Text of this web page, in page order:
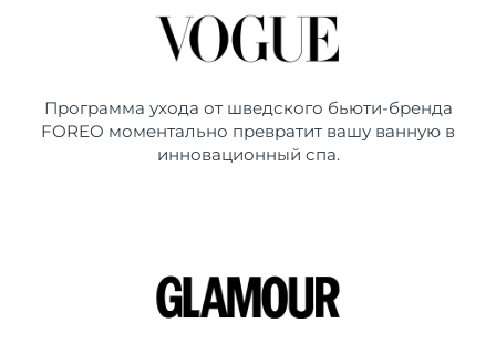
Программа ухода от шведского бьюти-бренда
FOREO моментально превратит вашу ванную в
инновационный спа.